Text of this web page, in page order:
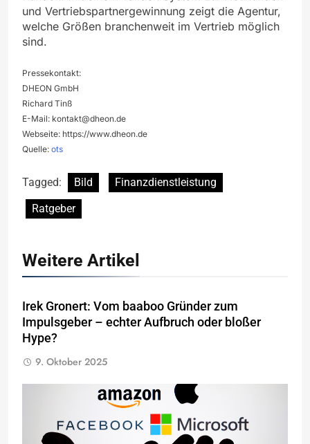
und Vertriebspartnergewinnung zeigt die Agentur,
welche Größen branchenweit im Vertrieb möglich
sind.
Pressekontakt:
DHEON GmbH
Richard Tinß
E-Mail: kontakt@dheon.de
Webseite: https://www.dheon.de
Quelle: ots
Tagged: Bild
Finanzdienstleistung
Ratgeber
Weitere Artikel
Irek Gronert: Vom baaboo Gründer zum
Impulsgeber – echter Aufbruch oder bloßer
Hype?
9. Oktober 2025